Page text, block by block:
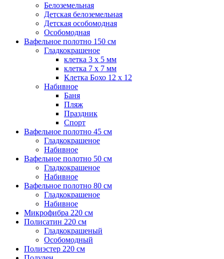
Белоземельная
Детская белоземельная
Детская особомодная
Особомодная
Вафельное полотно 150 см
Гладкокрашеное
клетка 3 х 5 мм
клетка 7 х 7 мм
Клетка Бохо 12 x 12
Набивное
Баня
Пляж
Праздник
Спорт
Вафельное полотно 45 см
Гладкокрашеное
Набивное
Вафельное полотно 50 см
Гладкокрашеное
Набивное
Вафельное полотно 80 см
Гладкокрашеное
Набивное
Микрофибра 220 см
Полисатин 220 см
Гладкокрашеный
Особомодный
Полиэстер 220 см